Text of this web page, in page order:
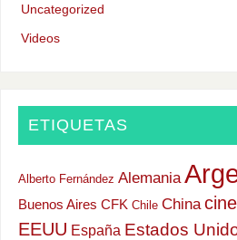
Uncategorized
Videos
ETIQUETAS
Alberto Fernández Alemania
Buenos Aires CFK Chile China cine
EEUU España Estados